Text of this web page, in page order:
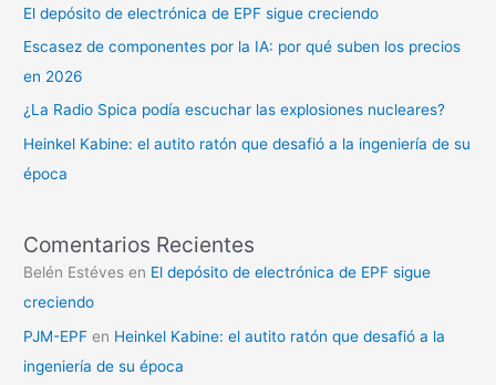
El depósito de electrónica de EPF sigue creciendo
Escasez de componentes por la IA: por qué suben los precios
en 2026
¿La Radio Spica podía escuchar las explosiones nucleares?
Heinkel Kabine: el autito ratón que desafió a la ingeniería de su
época
Comentarios Recientes
Belén Estéves en El depósito de electrónica de EPF sigue
creciendo
PJM-EPF en Heinkel Kabine: el autito ratón que desafió a la
ingeniería de su época